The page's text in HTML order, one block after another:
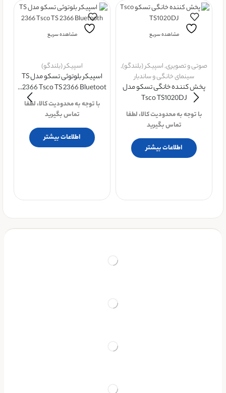
مشاهده سریع
صوتی و تصویری,اسپیکر (بلندگو),
سینمای خانگی و ساندبار
پخش کننده خانگی تسکو مدل
Tsco TS1020DJ
با توجه به محدودیت کالا، لطفا
تماس بگیرید
اطلاعات بیشتر
مشاهده سریع
اسپیکر (بلندگو)
اسپیکر بلوتوثی تسکو مدل TS
2366 Tsco TS 2366 Bluetoot...
با توجه به محدودیت کالا، لطفا
تماس بگیرید
اطلاعات بیشتر